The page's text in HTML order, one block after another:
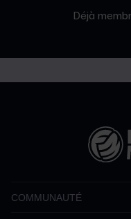
Déjà
COMMUNAUTÉ